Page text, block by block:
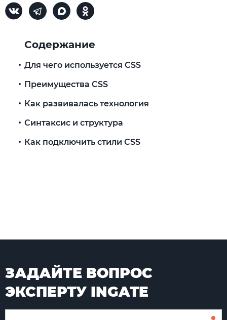
Содержание
Для чего используется CSS
Преимущества CSS
Как развивалась технология
Синтаксис и структура
Как подключить стили CSS
ЗАДАЙТЕ ВОПРОС
ЭКСПЕРТУ INGATE